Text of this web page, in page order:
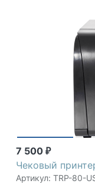
7 500 ₽
Чековый
Артикул: TRP-80-